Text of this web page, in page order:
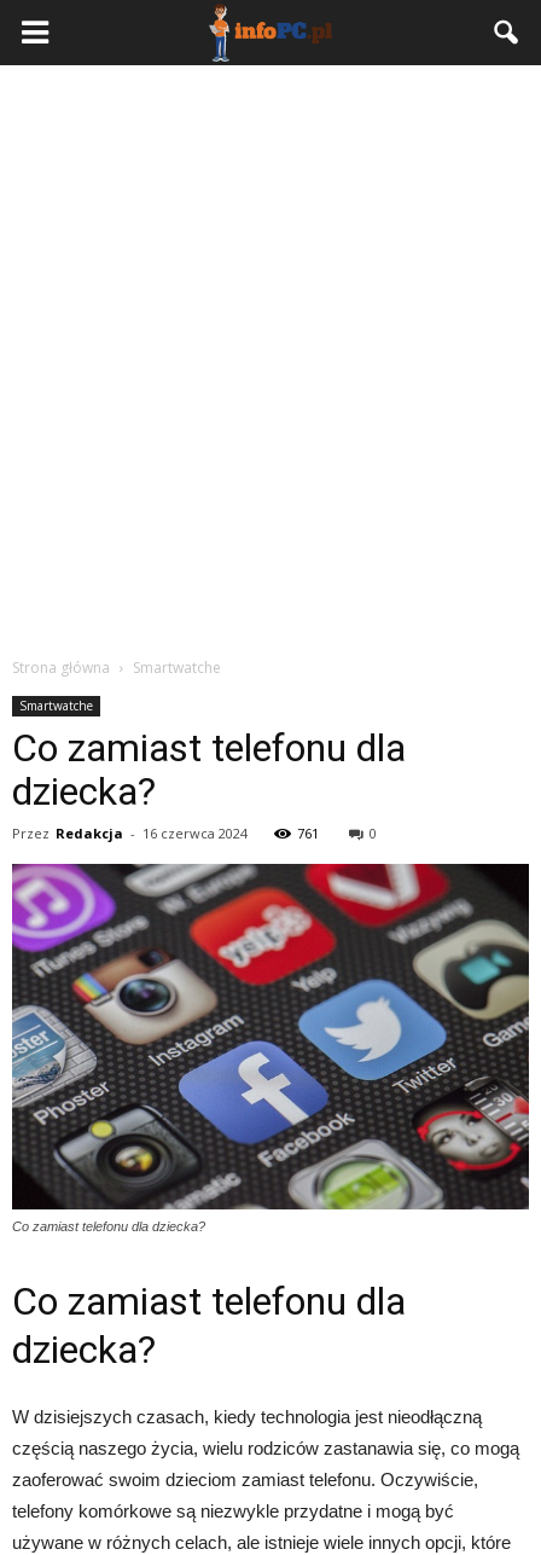
Strona główna Smartwatche
Smartwatche
Co zamiast telefonu dla
dziecka?
Przez Redakcja - 16 czerwca 2024 761 0
Co zamiast telefonu dla dziecka?
Co zamiast telefonu dla
dziecka?
W dzisiejszych czasach, kiedy technologia jest nieodłączną
częścią naszego życia, wielu rodziców zastanawia się, co mogą
zaoferować swoim dzieciom zamiast telefonu. Oczywiście,
telefony komórkowe są niezwykle przydatne i mogą być
używane w różnych celach, ale istnieje wiele innych opcji, które